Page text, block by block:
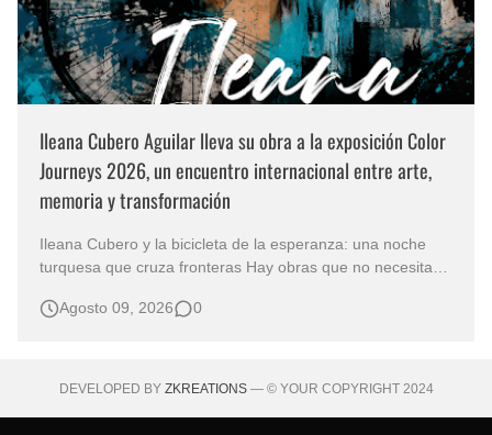
Ileana Cubero Aguilar lleva su obra a la exposición Color
Journeys 2026, un encuentro internacional entre arte,
memoria y transformación
Ileana Cubero y la bicicleta de la esperanza: una noche
turquesa que cruza fronteras Hay obras que no necesitan
mundo reconocible. En Noche turqueza, de la artista
Agosto 09, 2026 0
DEVELOPED BY ZKREATIONS— © YOUR COPYRIGHT 2024